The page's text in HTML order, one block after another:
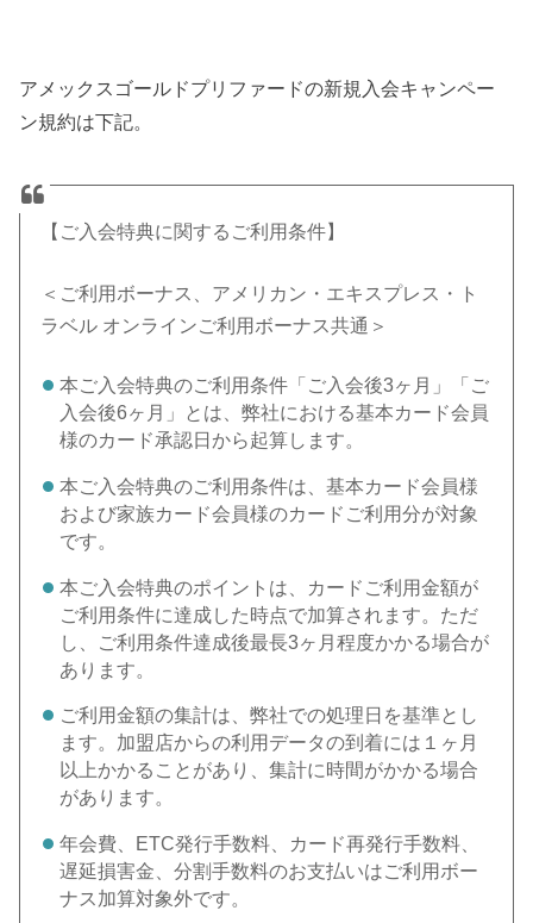
アメックスゴールドプリファードの新規入会キャンペー
ン規約は下記。
【ご入会特典に関するご利用条件】
＜ご利用ボーナス、アメリカン・エキスプレス・ト
ラベル オンラインご利用ボーナス共通＞
本ご入会特典のご利用条件「ご入会後3ヶ月」「ご
入会後6ヶ月」とは、弊社における基本カード会員
様のカード承認日から起算します。
本ご入会特典のご利用条件は、基本カード会員様
および家族カード会員様のカードご利用分が対象
です。
本ご入会特典のポイントは、カードご利用金額が
ご利用条件に達成した時点で加算されます。ただ
し、ご利用条件達成後最長3ヶ月程度かかる場合が
あります。
ご利用金額の集計は、弊社での処理日を基準とし
ます。加盟店からの利用データの到着には１ヶ月
以上かかることがあり、集計に時間がかかる場合
があります。
年会費、ETC発行手数料、カード再発行手数料、
遅延損害金、分割手数料のお支払いはご利用ボー
ナス加算対象外です。